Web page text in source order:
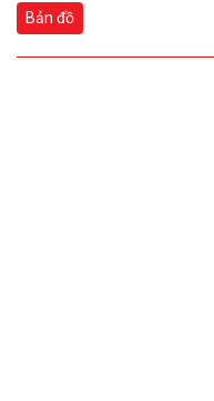
Bản đồ